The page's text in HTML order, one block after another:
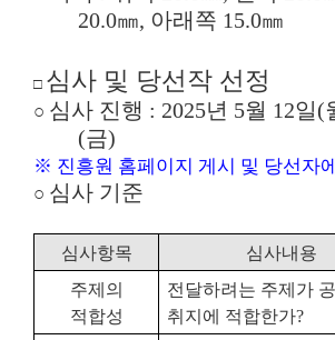
20.0㎜, 아래쪽 15.0㎜
□ 심사 및 당선작 선정
○ 심사 진행 : 2025년 5월 12일(
(금)
※ 진흥원 홈페이지 게시 및 당선자
○ 심사 기준
심사항목 심사내용
주제의
적합성
전달하려는 주제가
취지에 적합한가?